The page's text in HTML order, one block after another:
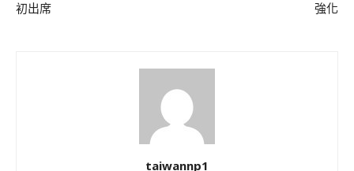
初出席
強化
taiwannp1